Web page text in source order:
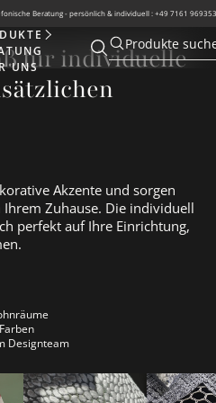
Beratung - persönlich & individuell : +49 7161
UNS
Suche öffnen
Suche öffnen
Produkte
für individuelle
Akzente und sorgen
Zuhause. Die individuell
perfekt auf Ihre Einrichtung,
Designteam
ansehen
Samtkissen ansehenSchwarze